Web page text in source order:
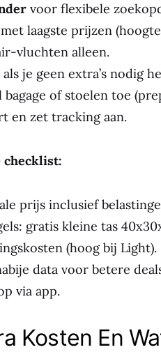
voor flexibele
laagste prijzen
vluchten alleen.
als je geen extra’s nodig
of stoelen toe
en zet tracking aan.
checklist:
prijs inclusief
gratis kleine tas
(hoog bij Light).
data voor betere
via app.
Kosten En